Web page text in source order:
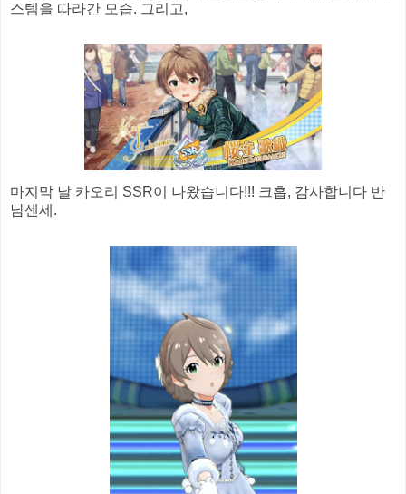
스템을 따라간 모습. 그리고,
마지막 날 카오리 SSR이 나왔습니다!!! 크흡, 감사합니다 반
남센세.